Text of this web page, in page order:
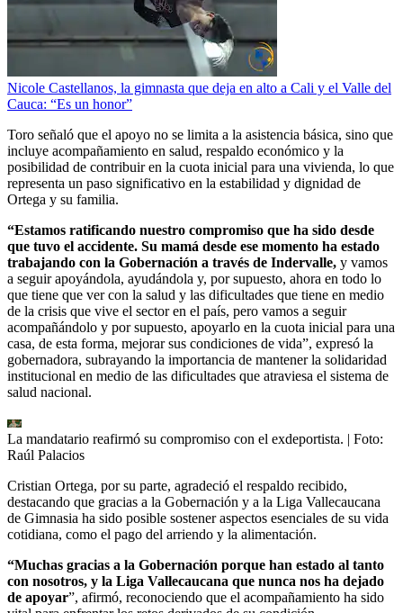
Nicole Castellanos, la gimnasta que deja en alto a Cali y el Valle del
Cauca: “Es un honor”
Toro señaló que el apoyo no se limita a la asistencia básica, sino que
incluye acompañamiento en salud, respaldo económico y la
posibilidad de contribuir en la cuota inicial para una vivienda, lo que
representa un paso significativo en la estabilidad y dignidad de
Ortega y su familia.
“Estamos ratificando nuestro compromiso que ha sido desde
que tuvo el accidente. Su mamá desde ese momento ha estado
trabajando con la Gobernación a través de Indervalle, y vamos
a seguir apoyándola, ayudándola y, por supuesto, ahora en todo lo
que tiene que ver con la salud y las dificultades que tiene en medio
de la crisis que vive el sector en el país, pero vamos a seguir
acompañándolo y por supuesto, apoyarlo en la cuota inicial para una
casa, de esta forma, mejorar sus condiciones de vida”, expresó la
gobernadora, subrayando la importancia de mantener la solidaridad
institucional en medio de las dificultades que atraviesa el sistema de
salud nacional.
La mandatario reafirmó su compromiso con el exdeportista. | Foto:
Raúl Palacios
Cristian Ortega, por su parte, agradeció el respaldo recibido,
destacando que gracias a la Gobernación y a la Liga Vallecaucana
de Gimnasia ha sido posible sostener aspectos esenciales de su vida
cotidiana, como el pago del arriendo y la alimentación.
“Muchas gracias a la Gobernación porque han estado al tanto
con nosotros, y la Liga Vallecaucana que nunca nos ha dejado
de apoyar”, afirmó, reconociendo que el acompañamiento ha sido